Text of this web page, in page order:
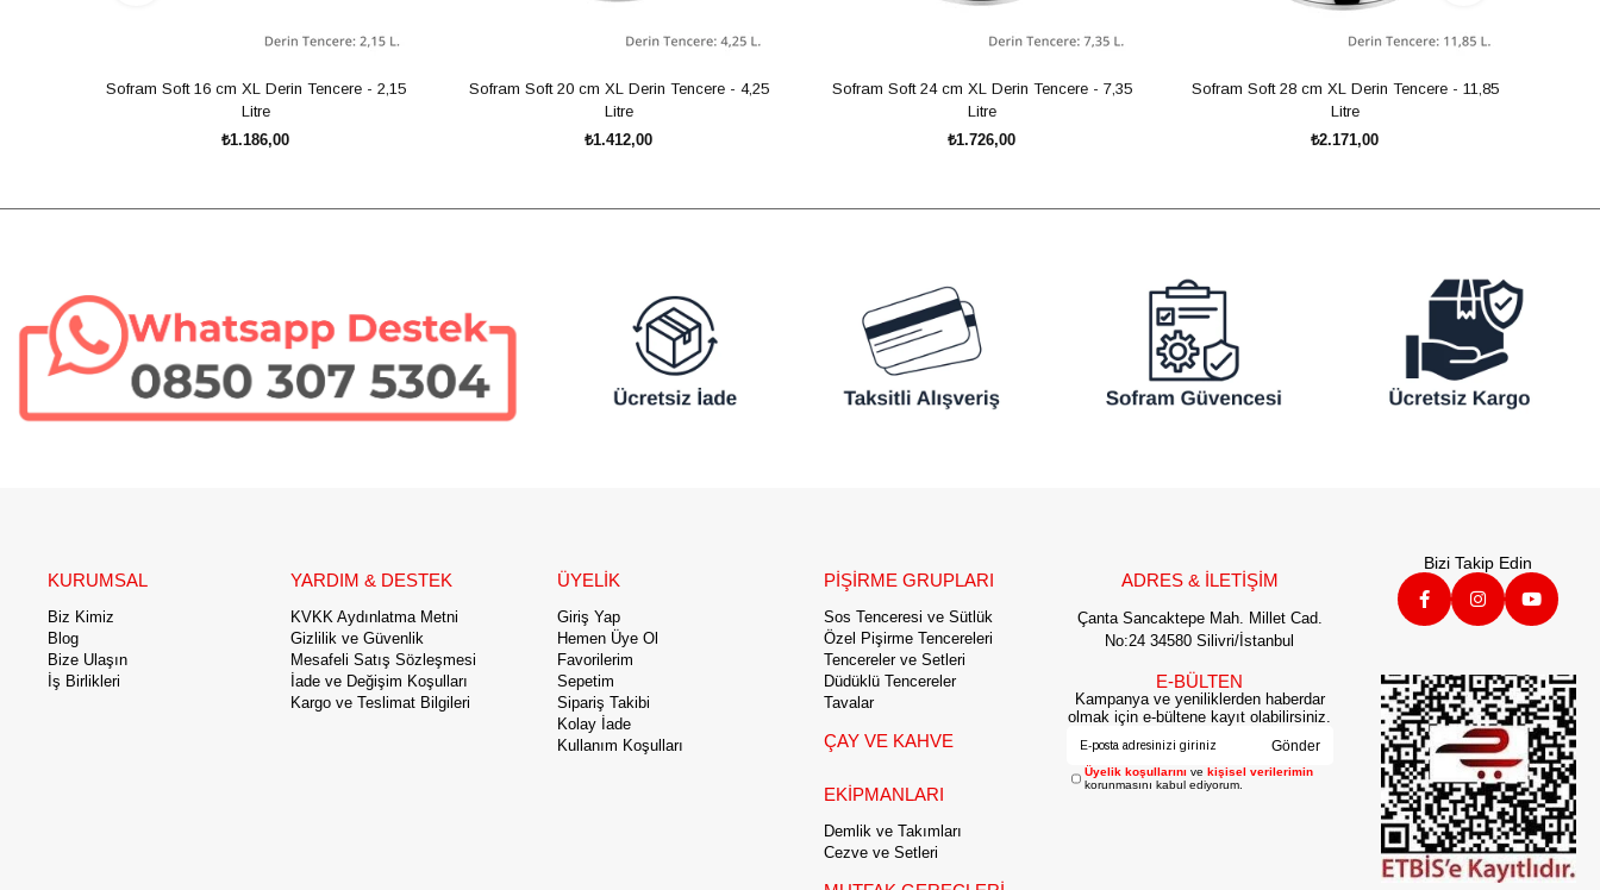
Sofram Soft 16 cm XL Derin Tencere - 2,15
Litre
₺1.186,00
Sofram Soft 20 cm XL Derin Tencere - 4,25
Litre
₺1.412,00
Sofram Soft 24 cm XL Derin Tencere - 7,35
Litre
₺1.726,00
Sofram Soft 28 cm XL Derin Tencere - 11,85
Litre
₺2.171,00
KURUMSAL
Biz Kimiz
Blog
Bize Ulaşın
İş Birlikleri
YARDIM & DESTEK
KVKK Aydınlatma Metni
Gizlilik ve Güvenlik
Mesafeli Satış Sözleşmesi
İade ve Değişim Koşulları
Kargo ve Teslimat Bilgileri
ÜYELİK
Giriş Yap
Hemen Üye Ol
Favorilerim
Sepetim
Sipariş Takibi
Kolay İade
Kullanım Koşulları
PİŞİRME GRUPLARI
Sos Tenceresi ve Sütlük
Özel Pişirme Tencereleri
Tencereler ve Setleri
Düdüklü Tencereler
Tavalar
ÇAY VE KAHVE
EKİPMANLARI
Demlik ve Takımları
Cezve ve Setleri
ADRES & İLETİŞİM
Çanta Sancaktepe Mah. Millet Cad.
No:24 34580 Silivri/İstanbul
E-BÜLTEN
Kampanya ve yeniliklerden haberdar
olmak için e-bültene kayıt olabilirsiniz.
Gönder
Üyelik koşullarını vekişisel verilerimin
korunmasını kabul ediyorum.
Bizi Takip Edin